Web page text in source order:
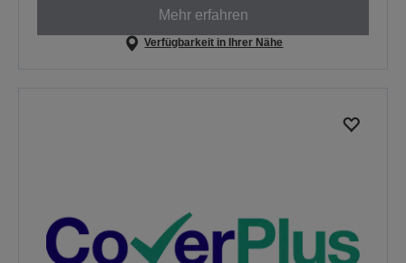
Mehr erfahren
Verfügbarkeit in Ihrer Nähe